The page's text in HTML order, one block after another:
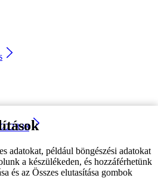
adatokat, például böngészési adatokat
a készülékeden, és hozzáférhetünk
és az Összes elutasítása gombok